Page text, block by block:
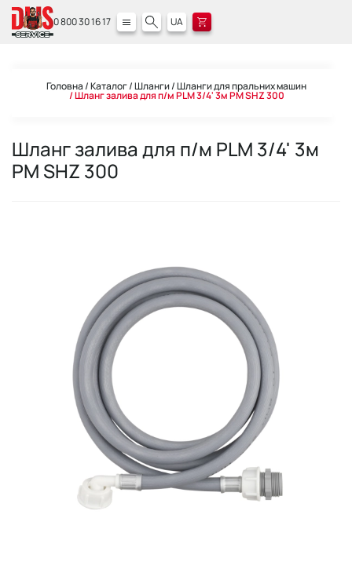
0 800 30 16 17 UA
Головна Каталог Шланги Шланги для пральних машин
Шланг залива для п/м PLM 3/4' 3м PM SHZ 300
Шланг залива для п/м PLM 3/4' 3м
PM SHZ 300